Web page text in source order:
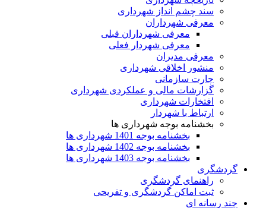
سند چشم انداز شهرداری
معرفی شهرداران
معرفی شهرداران قبلی
معرفی شهردار فعلی
معرفی مدیران
منشور اخلاقی شهرداری
چارت سازمانی
گزارشات مالی و عملکردی شهرداری
افتخارات شهرداری
ارتباط با شهردار
بخشنامه بوجه شهرداری ها
بخشنامه بوجه 1401 شهرداری ها
بخشنامه بوجه 1402 شهرداری ها
بخشنامه بوجه 1403 شهرداری ها
گردشگری
راهنمای گردشگری
ثبت اماکن گردشگری و تفریحی
چند رسانه ای